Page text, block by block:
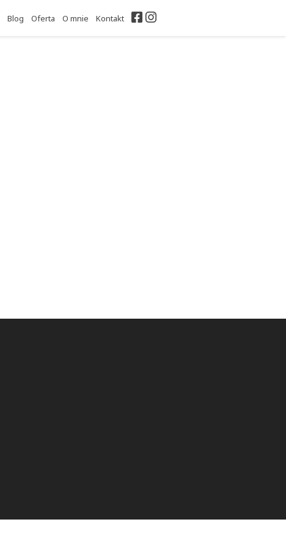
Blog Oferta O mnie Kontakt Facebook
Instagram